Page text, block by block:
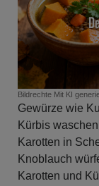
Bildrechte Mit KI
Gewürze wie
Kürbis
Karotten in
Knoblauch
Karotten und